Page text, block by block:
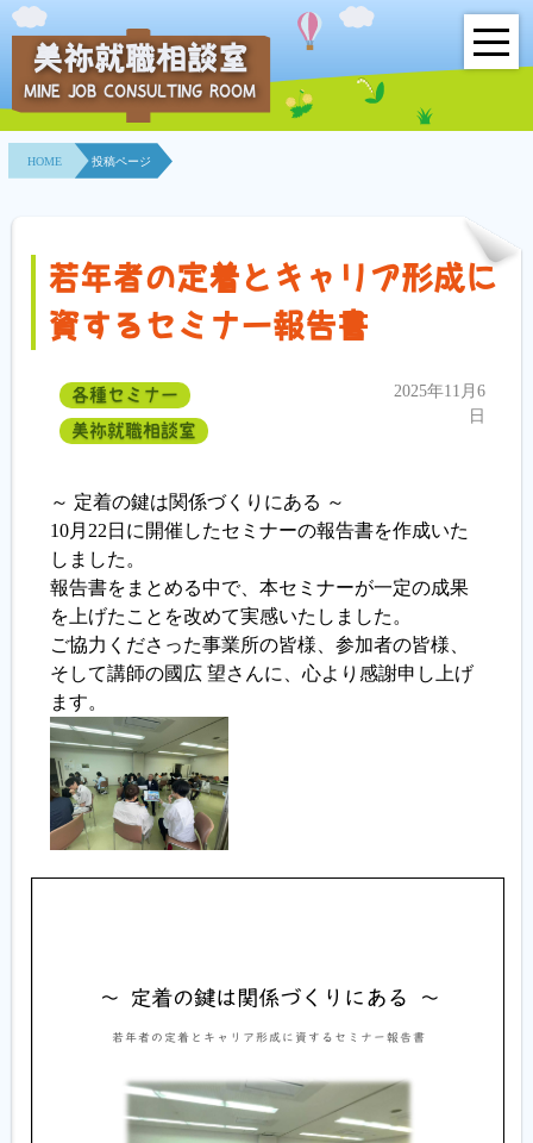
HOME
事業所紹介
相談室とは？
地域連携事業
各種セミナー
履歴書ジェネレーター
美祢就職相談室
MINE JOB CONSULTING ROOM
HOME 投稿ページ
若年者の定着とキャリア形成に
資するセミナー報告書
各種セミナー
美祢就職相談室
2025年11月6
日
～ 定着の鍵は関係づくりにある ～
10月22日に開催したセミナーの報告書を作成いた
しました。
報告書をまとめる中で、本セミナーが一定の成果
を上げたことを改めて実感いたしました。
ご協力くださった事業所の皆様、参加者の皆様、
そして講師の國広 望さんに、心より感謝申し上げ
ます。